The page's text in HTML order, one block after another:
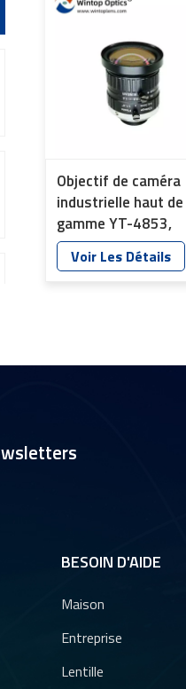
Objectif de caméra
industrielle haut de
gamme YT-4853,
puissant et
d'excellente qualité
Voir Les Détails
BESOIN D'AIDE
Maison
Entreprise
Lentille